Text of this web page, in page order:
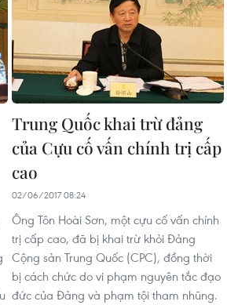
Trung Quốc khai trừ đảng
của Cựu cố vấn chính trị cấp
cao
02/06/2017 08:24
Ông Tôn Hoài Sơn, một cựu cố vấn chính
trị cấp cao, đã bị khai trừ khỏi Đảng
Cộng sản Trung Quốc (CPC), đồng thời
bị cách chức do vi phạm nguyên tắc đạo
đức của Đảng và phạm tội tham nhũng.